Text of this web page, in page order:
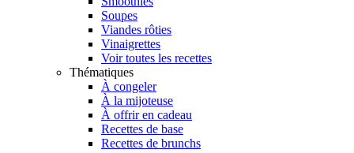
Soupes
Viandes rôties
Vinaigrettes
Voir toutes les recettes
Thématiques
À congeler
À la mijoteuse
À offrir en cadeau
Recettes de base
Recettes de brunchs